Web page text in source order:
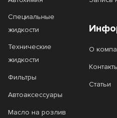
Специальные
жидкости
Технические
жидкости
Фильтры
Автоаксессуары
Масло на розлив
О
Статьи